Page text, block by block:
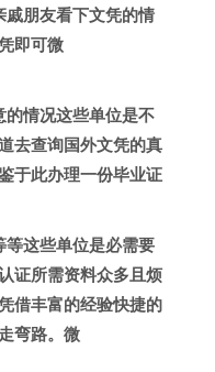
戚朋友看下文凭的情
即可微
的情况这些单位是不
去查询国外文凭的真
于此办理一份毕业证
等这些单位是必需要
证所需资料众多且烦
借丰富的经验快捷的
弯路。微